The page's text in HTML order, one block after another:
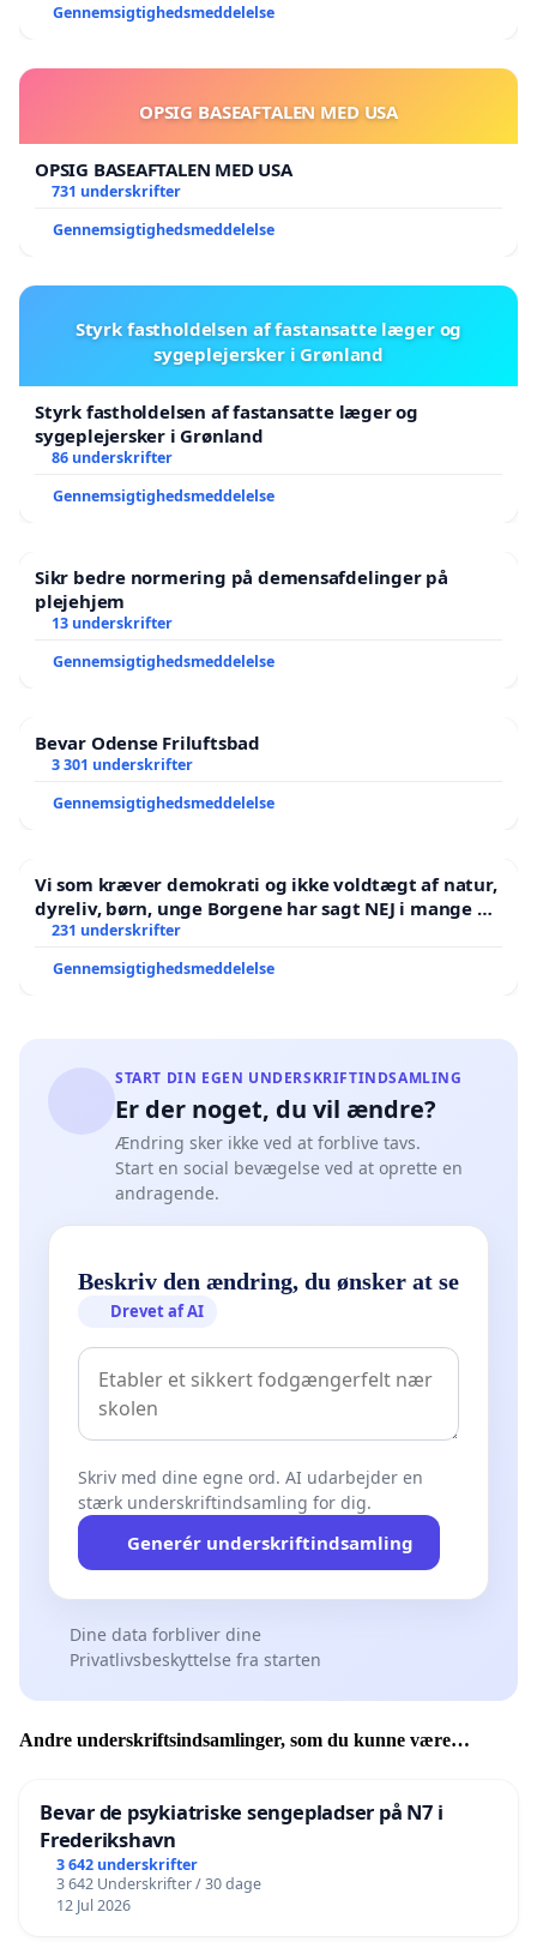
Gennemsigtighedsmeddelelse
OPSIG BASEAFTALEN MED USA
OPSIG BASEAFTALEN MED USA
731 underskrifter
Gennemsigtighedsmeddelelse
Styrk fastholdelsen af fastansatte læger og
sygeplejersker i Grønland
Styrk fastholdelsen af fastansatte læger og
sygeplejersker i Grønland
86 underskrifter
Gennemsigtighedsmeddelelse
Sikr bedre normering på demensafdelinger på
plejehjem
13 underskrifter
Gennemsigtighedsmeddelelse
Bevar Odense Friluftsbad
3 301 underskrifter
Gennemsigtighedsmeddelelse
Vi som kræver demokrati og ikke voldtægt af natur,
dyreliv, børn, unge Borgene har sagt NEJ i mange år.
Der er
231 underskrifter
Gennemsigtighedsmeddelelse
START DIN EGEN UNDERSKRIFTINDSAMLING
Er der noget, du vil ændre?
Ændring sker ikke ved at forblive tavs.
Start en social bevægelse ved at oprette en
andragende.
Beskriv den ændring, du ønsker at se
Drevet af AI
Skriv med dine egne ord. AI udarbejder en
stærk underskriftindsamling for dig.
Generér underskriftindsamling
Dine data forbliver dine
Privatlivsbeskyttelse fra starten
Andre underskriftsindsamlinger, som du kunne være
Bevar de psykiatriske sengepladser på N7 i
Frederikshavn
3 642 underskrifter
3 642 Underskrifter / 30 dage
12 Jul 2026